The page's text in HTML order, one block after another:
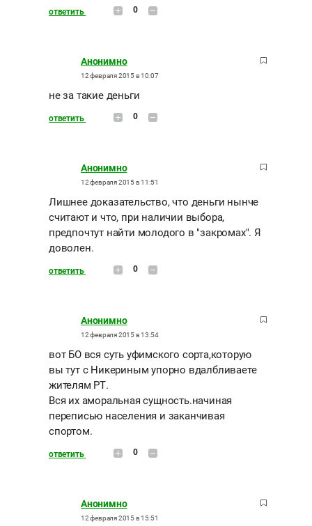
ответить 0
Анонимно
12 февраля 2015 в 10:07
не за такие деньги
ответить 0
Анонимно
12 февраля 2015 в 11:51
Лишнее доказательство, что деньги нынче
считают и что, при наличии выбора,
предпочтут найти молодого в "закромах". Я
доволен.
ответить 0
Анонимно
12 февраля 2015 в 13:54
вот БО вся суть уфимского сорта,которую
вы тут с Никериным упорно вдалбливаете
жителям РТ.
Вся их аморальная сущность.начиная
переписью населения и заканчивая
спортом.
ответить 0
Анонимно
12 февраля 2015 в 15:51